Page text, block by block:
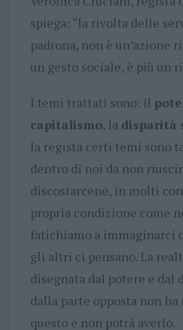
spiega: “la rivolta delle
padrona, non è un’azione
un gesto sociale, è più un
I temi trattati sono: il
capitalismo, la disparità
la regista certi temi sono
dentro di noi da non
discostarcene, in molti
propria condizione come
fatichiamo a immaginarci
gli altri ci pensano. La
disegnata dal potere e dal
dalla parte opposta non
questo e non potrà averlo.